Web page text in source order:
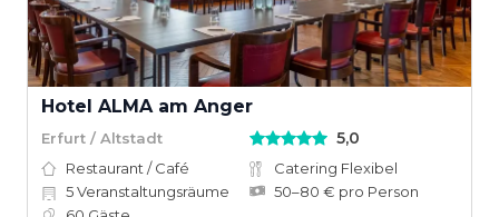
Hotel ALMA am Anger
Erfurt / Altstadt 5,0
Restaurant / Café
Catering Flexibel
5Veranstaltungsräume
50–80 € pro Person